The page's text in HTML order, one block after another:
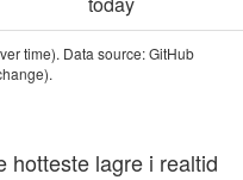
time). Data source: GitHub
hotteste lagre i realtid